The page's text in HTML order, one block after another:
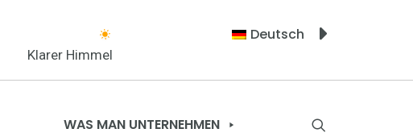
Klarer Himmel
Deutsch
WAS MAN UNTERNEHMEN